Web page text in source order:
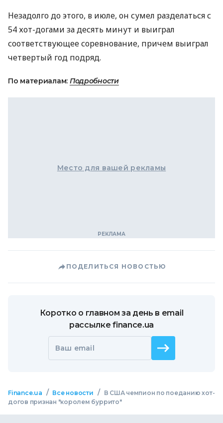
Незадолго до этого, в июле, он сумел разделаться с
54 хот-догами за десять минут и выиграл
соответствующее соревнование, причем выиграл
четвертый год подряд.
По материалам: Подробности
Место для вашей рекламы
ПОДЕЛИТЬСЯ НОВОСТЬЮ
Коротко о главном за день в email
рассылке finance.ua
Ваш email
Finance.ua / Все новости /
В США чемпион по поеданию хот-
догов признан "королем буррито"